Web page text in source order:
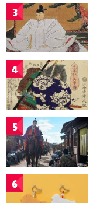
3
4
5
6